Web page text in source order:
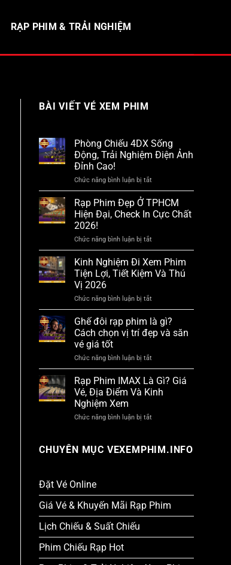
RẠP PHIM & TRẢI NGHIỆM
BÀI VIẾT VÉ XEM PHIM
Phòng Chiếu 4DX Sống
Động, Trải Nghiệm Điện Ảnh
Đỉnh Cao!
Chức năng bình luận bị tắt
Chiếu
4DX
Sống
Điện
Ảnh
Đỉnh
Cao!
Rạp Phim Đẹp Ở TPHCM
Hiện Đại, Check In Cực Chất
2026!
Chức năng bình luận bị tắt
Phim
Đẹp
Ở
Check
In
Cực
Chất
Kinh Nghiệm Đi Xem Phim
Tiện Lợi, Tiết Kiệm Và Thú
Vị 2026
Chức năng bình luận bị tắt
Nghiệm
Đi
Xem
Tiết
Kiệm
Và
Thú
Ghế đôi rạp phim là gì?
Cách chọn vị trí đẹp và săn
vé giá tốt
Chức năng bình luận bị tắt
đôi
rạp
phim
trí
tốt
Rạp Phim IMAX Là Gì? Giá
Vé, Địa Điểm Và Kinh
Nghiệm Xem
Chức năng bình luận bị tắt
Là
Điểm
Và
Kinh
CHUYÊN MỤC VEXEMPHIM.INFO
Đặt Vé Online
Giá Vé & Khuyến Mãi Rạp Phim
Lịch Chiếu & Suất Chiếu
Phim Chiếu Rạp Hot